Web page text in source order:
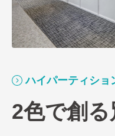
ハイパーティショ
2色で創る